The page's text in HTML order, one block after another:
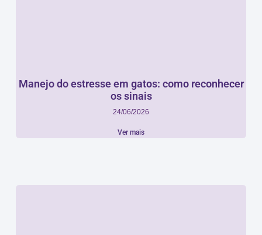
Manejo do estresse em gatos: como reconhecer
os sinais
24/06/2026
Ver mais